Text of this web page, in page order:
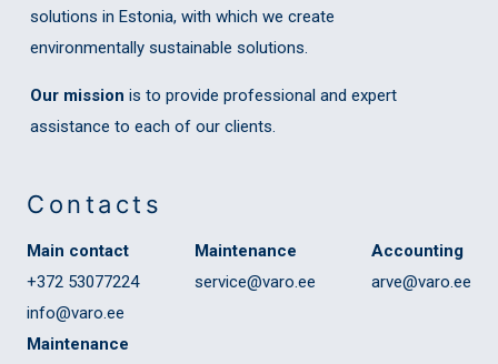
solutions in Estonia, with which we create
environmentally sustainable solutions.
Our mission is to provide professional and expert
assistance to each of our clients.
Contacts
Main contact
+372 53077224
info@varo.ee
Maintenance
service@varo.ee
Accounting
arve@varo.ee
Maintenance